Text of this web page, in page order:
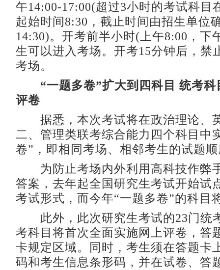
午14:00-17:00(超过3小时的考试科目
起始时间8:30，截止时间由招生单位
14:30)。开考前半小时(上午8:00，下
生可以进入考场。开考15分钟后，禁
考场。
“一题多卷”扩大到四科目 统考科
评卷
据悉，本次考试将在政治理论、
二、管理类联考综合能力四个科目中
卷”，即相同考场、相邻考生的试题
为防止考场内外利用高科技作弊
答案，去年起全国研究生考试开始试
考试形式，而今年“一题多卷”的科目
此外，此次研究生考试的23门统
考科目将首次全面实施网上评卷，答
卡规定区域。同时，考生须在答题卡
码和考生信息条形码，并在试卷、答